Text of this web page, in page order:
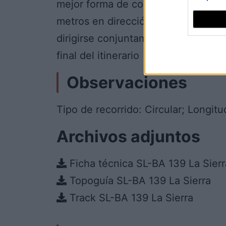
mejor forma de conocer todos
metros en dirección a Chandavila,
dirigirse conjuntamente a La
final del itinerario
Observaciones
Tipo de recorrido: Circular;
Archivos adjuntos
Ficha técnica SL-BA 139 La
Topoguía SL-BA 139 La Sierra
Track SL-BA 139 La Sierra